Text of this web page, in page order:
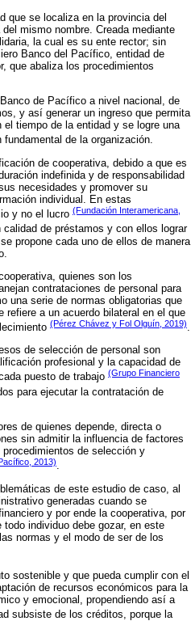
que se localiza en la provincia del
mismo nombre. Creada mediante
la cual es su ente rector; sin
Banco del Pacífico, entidad de
que abaliza los procedimientos
de Pacífico a nivel nacional, de
y así generar un ingreso que permita
tiempo de la entidad y se logre una
fundamental de la organización.
de cooperativa, debido a que es
indefinida y de responsabilidad
necesidades y promover su
individual. En estas
y no el lucro (Fundación Interamericana,
de préstamos y con ellos lograr
propone cada uno de ellos de manera
quienes son los
contrataciones de personal para
una serie de normas obligatorias que
a un acuerdo bilateral en el que
(Pérez Chávez y Fol Olguín, 2019).
de selección de personal son
profesional y la capacidad de
puesto de trabajo (Grupo Financiero
para ejecutar la contratación de
de quienes depende, directa o
sin admitir la influencia de factores
de selección y
2013).
de este estudio de caso, al
generadas cuando se
y por ende la cooperativa, por
individuo debe gozar, en este
normas y el modo de ser de los
sostenible y que pueda cumplir con el
de recursos económicos para la
y emocional, propendiendo así a
subsiste de los créditos, porque la